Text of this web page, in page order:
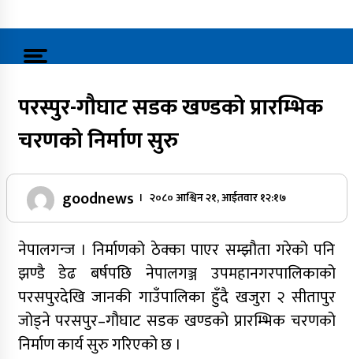
परस्पुर-गौघाट सडक खण्डको प्रारम्भिक
चरणको निर्माण सुरु
goodnews । २०८० आश्विन २१, आईतवार १२:१७
नेपालगन्ज । निर्माणको ठेक्का पाएर सम्झौता गरेको पनि
झण्डै डेढ बर्षपछि नेपालगञ्ज उपमहानगरपालिकाको
परसपुरदेखि जानकी गाउँपालिका हुँदै खजुरा २ सीतापुर
जोड्ने परसपुर–गौघाट सडक खण्डको प्रारम्भिक चरणको
निर्माण कार्य सुरु गरिएको छ ।